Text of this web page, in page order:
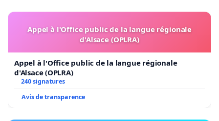
Appel à l'Office public de la langue régionale
d'Alsace (OPLRA)
Appel à l'Office public de la langue régionale
d'Alsace (OPLRA)
240 signatures
Avis de transparence